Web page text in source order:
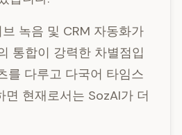
녹음 및 CRM 자동화가
통합이 강력한 차별점입
를 다루고 다국어 타임스
면 현재로서는 SozAI가 더